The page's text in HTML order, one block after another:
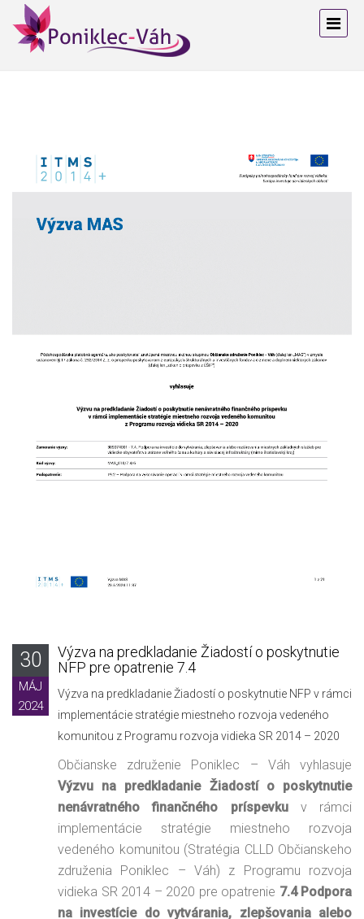
30
MÁJ
2024
Výzva na predkladanie Žiadostí o poskytnutie
NFP pre opatrenie 7.4
Výzva na predkladanie Žiadostí o poskytnutie NFP v rámci
implementácie stratégie miestneho rozvoja vedeného
komunitou z Programu rozvoja vidieka SR 2014 – 2020
Občianske združenie Poniklec – Váh vyhlasuje
Výzvu na predkladanie Žiadostí o poskytnutie
nenávratného finančného príspevkuv rámci
implementácie stratégie miestneho rozvoja
vedeného komunitou (Stratégia CLLD Občianskeho
združenia Poniklec – Váh) z Programu rozvoja
vidieka SR 2014 – 2020 pre opatrenie 7.4 Podpora
na investície do vytvárania, zlepšovania alebo